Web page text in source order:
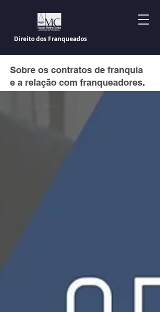
Direito dos Franqueados
Sobre os contratos de franquia
e a relação com franqueadores.